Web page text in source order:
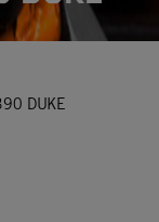
DUKE